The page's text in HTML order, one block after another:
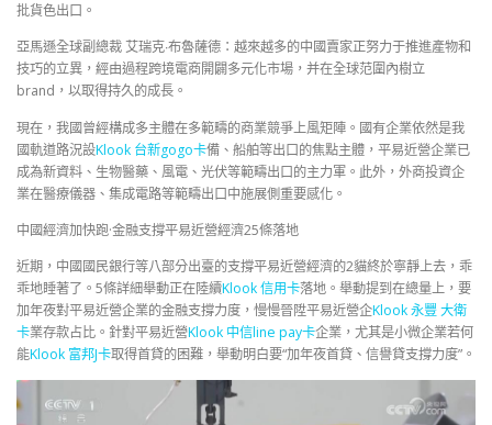
批貨色出口。
亞馬遜全球副總裁 艾瑞克∙布魯薩德：越來越多的中國賣家正努力于推進產物和
技巧的立異，經由過程跨境電商開闢多元化市場，并在全球范圍內樹立
brand，以取得持久的成長。
現在，我國曾經構成多主體在多範疇的商業競爭上風矩陣。國有企業依然是我
國軌道路況設Klook 台新gogo卡備、船舶等出口的焦點主體，平易近營企業已
成為新資料、生物醫藥、風電、光伏等範疇出口的主力軍。此外，外商投資企
業在醫療儀器、集成電路等範疇出口中施展側重要感化。
中國經濟加快跑·金融支撐平易近營經濟25條落地
近期，中國國民銀行等八部分出臺的支撐平易近營經濟的2貓終於寧靜上去，乖
乖地睡著了。5條詳細舉動正在陸續Klook 信用卡落地。舉動提到在總量上，要
加年夜對平易近營企業的金融支撐力度，慢慢晉陞平易近營企Klook 永豐 大衛
卡業存款占比。針對平易近營Klook 中信line pay卡企業，尤其是小微企業若何
能Klook 富邦J卡取得首貸的困難，舉動明白要“加年夜首貸、信譽貸支撐力度”。